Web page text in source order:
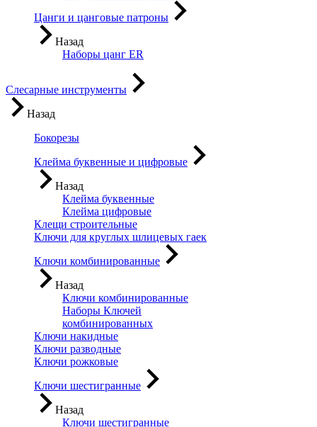
Цанги и цанговые патроны
Назад
Наборы цанг ER
Слесарные инструменты
Назад
Бокорезы
Клейма буквенные и цифровые
Назад
Клейма буквенные
Клейма цифровые
Клещи строительные
Ключи для круглых шлицевых гаек
Ключи комбинированные
Назад
Ключи комбинированные
Наборы Ключей
комбинированных
Ключи накидные
Ключи разводные
Ключи рожковые
Ключи шестигранные
Назад
Ключи шестигранные